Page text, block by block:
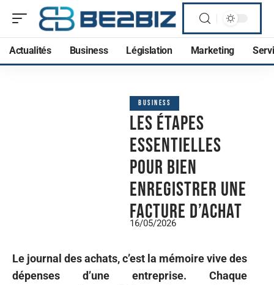
Actualités Business Législation Marketing
BUSINESS
Les étapes
essentielles
pour bien
enregistrer une
facture d’achat
16/05/2026
Le journal des achats, c’est la mémoire vive des
dépenses d’une entreprise. Chaque